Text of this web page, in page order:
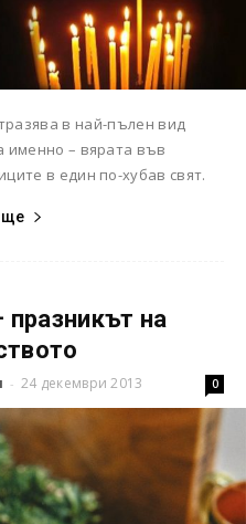
в най-пълен вид
именно – вярата във
в един по-хубав свят.
на
- 24 декември 2013 0